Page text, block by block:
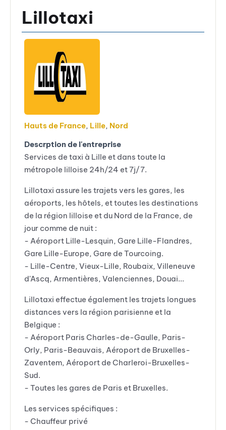
Lillotaxi
Hauts de France, Lille, Nord
Descrption de l'entreprise
Services de taxi à Lille et dans toute la
métropole lilloise 24h/24 et 7j/7.
Lillotaxi assure les trajets vers les gares, les
aéroports, les hôtels, et toutes les destinations
de la région lilloise et du Nord de la France, de
jour comme de nuit :
- Aéroport Lille-Lesquin, Gare Lille-Flandres,
Gare Lille-Europe, Gare de Tourcoing.
- Lille-Centre, Vieux-Lille, Roubaix, Villeneuve
d'Ascq, Armentières, Valenciennes, Douai...
Lillotaxi effectue également les trajets longues
distances vers la région parisienne et la
Belgique :
- Aéroport Paris Charles-de-Gaulle, Paris-
Orly, Paris-Beauvais, Aéroport de Bruxelles-
Zaventem, Aéroport de Charleroi-Bruxelles-
Sud.
- Toutes les gares de Paris et Bruxelles.
Les services spécifiques :
- Chauffeur privé